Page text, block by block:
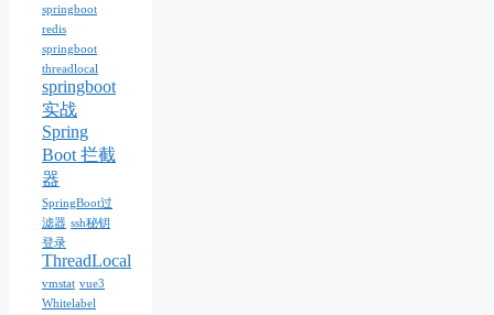
springboot
redis
springboot
threadlocal
springboot
实战
Spring
Boot 拦截
器
SpringBoot过
滤器 ssh秘钥
登录
ThreadLocal
vmstat vue3
Whitelabel